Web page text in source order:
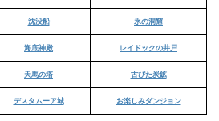
沈没船 氷の洞窟
海底神殿 レイドックの井戸
天馬の塔 古びた炭鉱
デスタムーア城 お楽しみダンジョン